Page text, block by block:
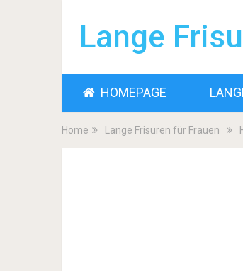
Lange
HOMEPAGE
Home Lange Frisuren für Frauen